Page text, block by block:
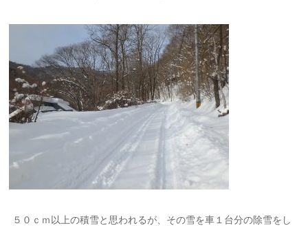
５０ｃｍ以上の積雪と思われるが、その雪を車１台分の除雪をし